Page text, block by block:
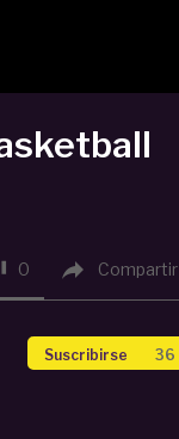
0  Compartir
Suscribirse 36